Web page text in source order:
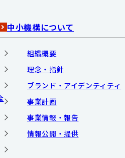
中小機構について
組織概要
理念・指針
ブランド・アイデンティティ
事業計画
事業情報・報告
情報公開・提供